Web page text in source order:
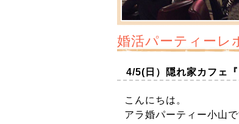
婚活パーティーレ
4/5(日）隠れ家カフェ
こんにちは。
アラ婚パーティー小山で